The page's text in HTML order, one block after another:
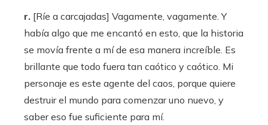
r. [Ríe a carcajadas] Vagamente, vagamente. Y
había algo que me encantó en esto, que la historia
se movía frente a mí de esa manera increíble. Es
brillante que todo fuera tan caótico y caótico. Mi
personaje es este agente del caos, porque quiere
destruir el mundo para comenzar uno nuevo, y
saber eso fue suficiente para mí.